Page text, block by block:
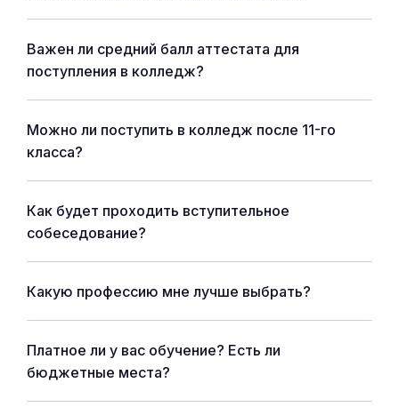
Важен ли средний балл аттестата для
поступления в колледж?
Можно ли поступить в колледж после 11-го
класса?
Как будет проходить вступительное
собеседование?
Какую профессию мне лучше выбрать?
Платное ли у вас обучение? Есть ли
бюджетные места?